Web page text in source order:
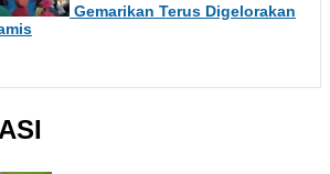
Gemarikan Terus Digelorakan